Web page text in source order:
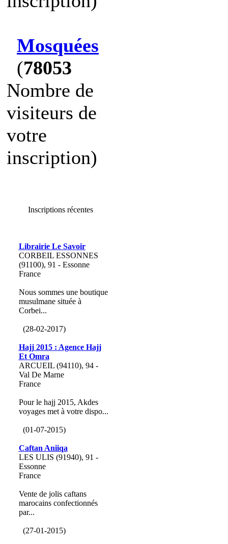
Mosquées
(78053
Nombre de
visiteurs de
votre
inscription)
Inscriptions récentes
Librairie Le Savoir
CORBEIL ESSONNES
(91100), 91 - Essonne
France
Nous sommes une boutique
musulmane située à
Corbei...
(28-02-2017)
Hajj 2015 : Agence Hajj
Et Omra
ARCUEIL (94110), 94 -
Val De Marne
France
Pour le hajj 2015, Akdes
voyages met à votre dispo...
(01-07-2015)
Caftan Aniiqa
LES ULIS (91940), 91 -
Essonne
France
Vente de jolis caftans
marocains confectionnés
par...
(27-01-2015)